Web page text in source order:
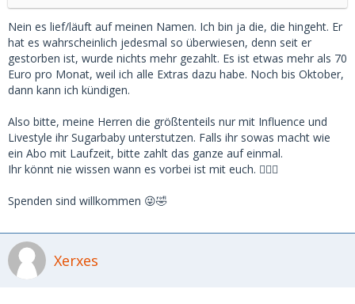
Nein es lief/läuft auf meinen Namen. Ich bin ja die, die hingeht. Er
hat es wahrscheinlich jedesmal so überwiesen, denn seit er
gestorben ist, wurde nichts mehr gezahlt. Es ist etwas mehr als 70
Euro pro Monat, weil ich alle Extras dazu habe. Noch bis Oktober,
dann kann ich kündigen.
Also bitte, meine Herren die größtenteils nur mit Influence und
Livestyle ihr Sugarbaby unterstutzen. Falls ihr sowas macht wie
ein Abo mit Laufzeit, bitte zahlt das ganze auf einmal.
Ihr könnt nie wissen wann es vorbei ist mit euch. 🤷🏻‍♀️
Spenden sind willkommen 😜🤣
Xerxes